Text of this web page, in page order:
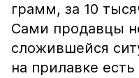
грамм, за 10
Сами продавцы
сложившейся
на прилавке